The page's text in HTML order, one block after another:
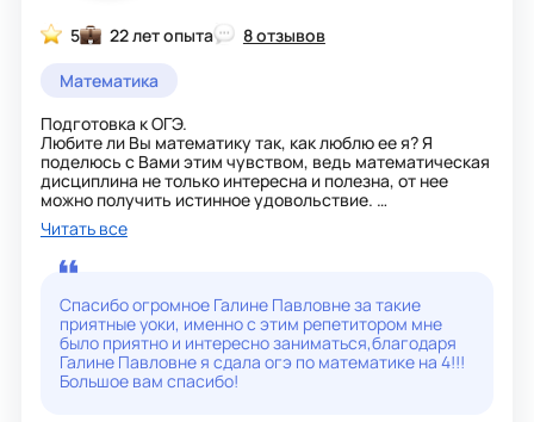
5 22 лет опыта
8 отзывов
Математика
Подготовка к ОГЭ.
Любите ли Вы математику так, как люблю ее я? Я
поделюсь с Вами этим чувством, ведь математическая
дисциплина не только интересна и полезна, от нее
можно получить истинное удовольствие.
Математика ценит настойчивость и терпение, за
которые щедро вознаграждает. Благодаря точным
наукам можно почувствовать себя настоящим
волшебником, великим ученым и смелым
первооткрывателем! Дифференцированное обучение,
помноженное на доброжелательность и
ответственность, помогут возвести в положительную
степень уверенность ученика в своих силах и в
способностях к математике. Присоединяйтесь! Вместе
мы - сила!
Читать все
Спасибо огромное Галине Павловне за такие
приятные уоки, именно с этим репетитором мне
было приятно и интересно заниматься,благодаря
Галине Павловне я сдала огэ по математике на 4!!!
Большое вам спасибо!